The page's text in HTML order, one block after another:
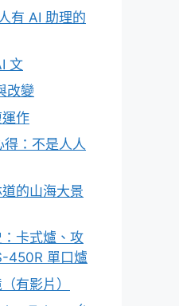
有 AI 助理的
文
改變
作
：不是人人
道的山海大景
卡式爐、攻
450R 單口爐
有影片）